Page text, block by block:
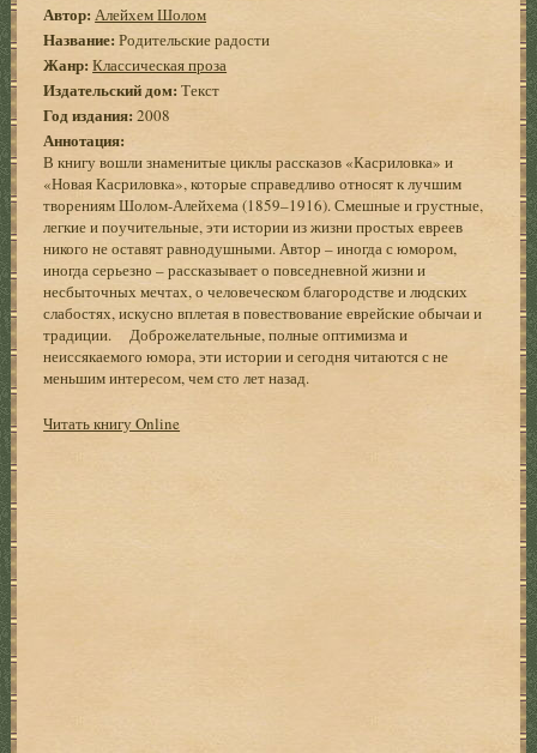
Автор: Алейхем Шолом
Название: Родительские радости
Жанр: Классическая проза
Издательский дом: Текст
Год издания: 2008
Аннотация:
В книгу вошли знаменитые циклы рассказов «Касриловка» и
«Новая Касриловка», которые справедливо относят к лучшим
творениям Шолом-Алейхема (1859–1916). Смешные и грустные,
легкие и поучительные, эти истории из жизни простых евреев
никого не оставят равнодушными. Автор – иногда с юмором,
иногда серьезно – рассказывает о повседневной жизни и
несбыточных мечтах, о человеческом благородстве и людских
слабостях, искусно вплетая в повествование еврейские обычаи и
традиции. Доброжелательные, полные оптимизма и
неиссякаемого юмора, эти истории и сегодня читаются с не
меньшим интересом, чем сто лет назад.
Читать книгу Online